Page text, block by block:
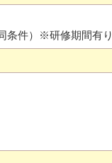
条件）※研修期間有り